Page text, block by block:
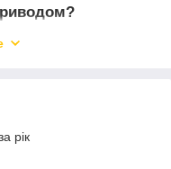
сучасне рішення для
важливо при роботі
рік